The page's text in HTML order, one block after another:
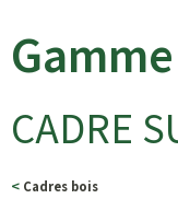
CADRE
< Cadres bois